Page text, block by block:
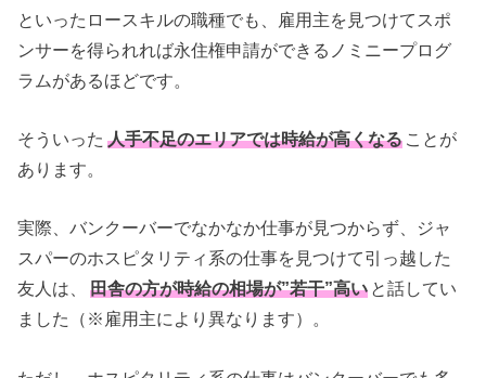
といったロースキルの職種でも、雇用主を見つけてスポ
ンサーを得られれば永住権申請ができるノミニープログ
ラムがあるほどです。
そういった 人手不足のエリアでは時給が高くなる ことが
あります。
実際、バンクーバーでなかなか仕事が見つからず、ジャ
スパーのホスピタリティ系の仕事を見つけて引っ越した
友人は、
田舎の方が時給の相場が”若干”高い と話してい
ました（※雇用主により異なります）。